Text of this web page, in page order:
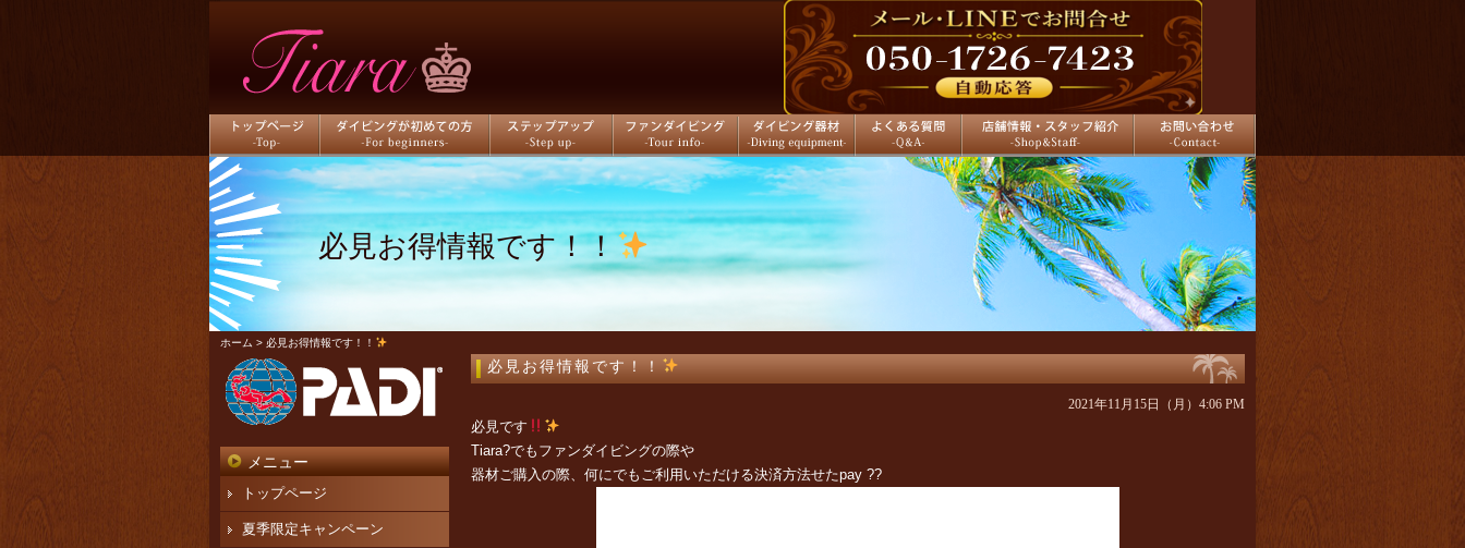
トップページ ダイビングが初めての方 ステップアップ ファンダイビング ダイビング器材 よくある質問 店舗情報 お問い合わせ
必見お得情報です！！
ホーム > 必見お得情報です！！
必見お得情報です！！
2021年11月15日（月）4:06 PM
必見です
Tiara?でも ファンダイビングの際や
器材ご購入の際、何にでもご利用いただける決済方法せたpay ??
メニュー
トップページ
夏季限定キャンペーン